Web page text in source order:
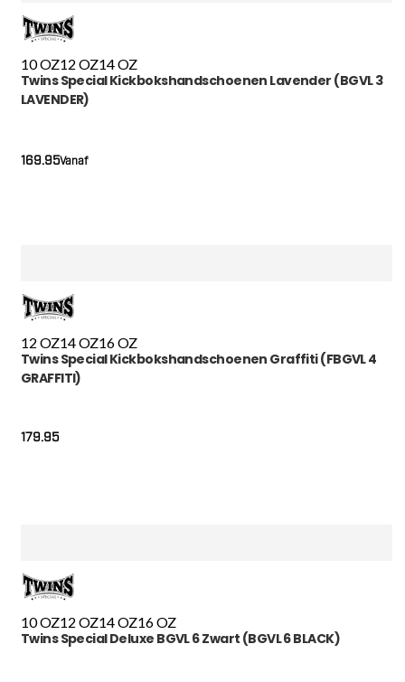
10 OZ12 OZ14 OZ
Twins Special Kickbokshandschoenen Lavender (BGVL 3
LAVENDER)
Vanaf
169.95
12 OZ14 OZ16 OZ
Twins Special Kickbokshandschoenen Graffiti (FBGVL 4
GRAFFITI)
179.95
10 OZ12 OZ14 OZ16 OZ
Twins Special Deluxe BGVL 6 Zwart (BGVL 6 BLACK)